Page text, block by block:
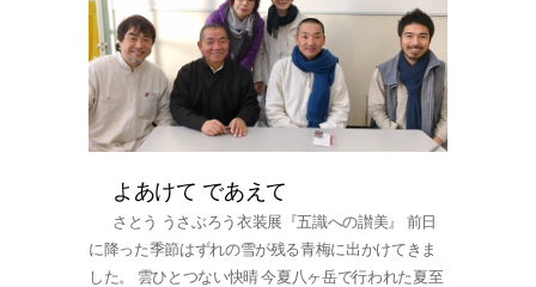
よあけて であえて
さとう うさぶろう衣装展『五識への讃美』 前日
に降った季節はずれの雪が残る青梅に出かけてきま
した。 雲ひとつない快晴 今夏八ヶ岳で行われた夏至